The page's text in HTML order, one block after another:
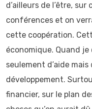
d’ailleurs de l’être,
conférences et on
cette coopération.
économique. Quand je
seulement d’aide
développement.
financier, sur le plan